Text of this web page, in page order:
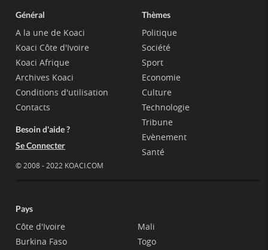
Général
A la une de Koaci
Koaci Côte d'Ivoire
Koaci Afrique
Archives Koaci
Conditions d'utilisation
Contacts
Besoin d'aide ?
Se Connecter
© 2008 - 2022 KOACI.COM
Thèmes
Politique
Société
Sport
Economie
Culture
Technologie
Tribune
Evènement
Santé
Pays
Côte d'Ivoire
Burkina Faso
Mali
Togo